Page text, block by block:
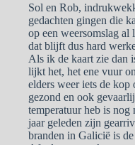
Sol en Rob,
gedachten gingen die
op een weersomslag al
dat blijft dus hard
Als ik de kaart zie dan
lijkt het, het ene vuur
elders weer iets de kop
gezond en ook
temperatuur heb is nog
jaar geleden zijn
branden in Galicië is